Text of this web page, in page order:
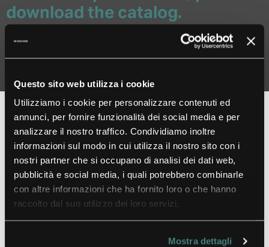
Questo sito web utilizza i cookie
Utilizziamo i cookie per personalizzare contenuti ed
annunci, per fornire funzionalità dei social media e per
analizzare il nostro traffico. Condividiamo inoltre
informazioni sul modo in cui utilizza il nostro sito con i
nostri partner che si occupano di analisi dei dati web,
pubblicità e social media, i quali potrebbero combinarle
con altre informazioni che ha fornito loro o che hanno
raccolto dal suo utilizzo dei loro servizi.
Mostra dettagli
download the catalog.
REQUEST CATALOG
Are you interested in Icona
secret ?
Write to us to request further
information